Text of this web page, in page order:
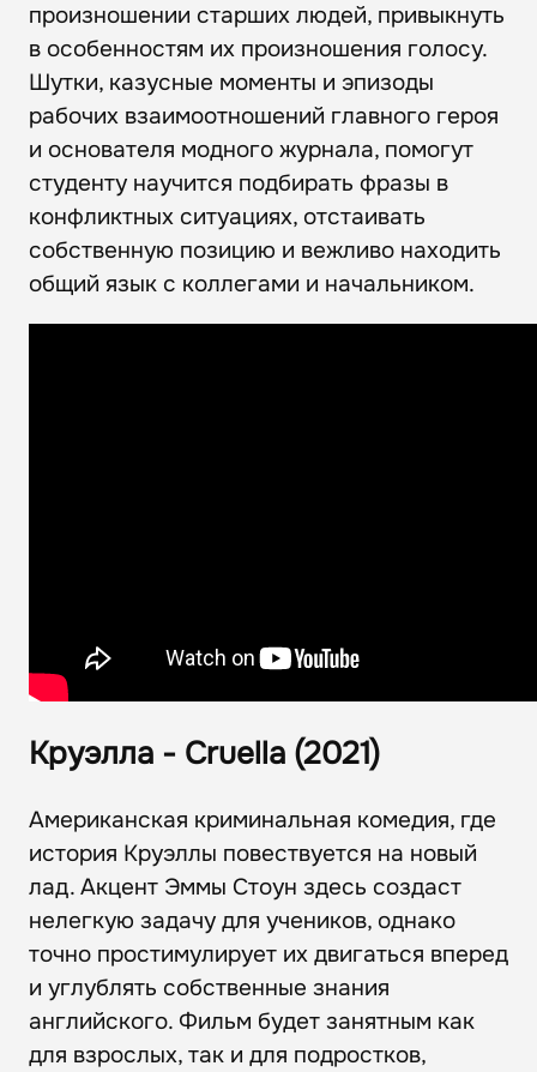
произношении старших людей, привыкнуть
в особенностям их произношения голосу.
Шутки, казусные моменты и эпизоды
рабочих взаимоотношений главного героя
и основателя модного журнала, помогут
студенту научится подбирать фразы в
конфликтных ситуациях, отстаивать
собственную позицию и вежливо находить
общий язык с коллегами и начальником.
Круэлла - Cruella (2021)
Американская криминальная комедия, где
история Круэллы повествуется на новый
лад. Акцент Эммы Стоун здесь создаст
нелегкую задачу для учеников, однако
точно простимулирует их двигаться вперед
и углублять собственные знания
английского. Фильм будет занятным как
для взрослых, так и для подростков,